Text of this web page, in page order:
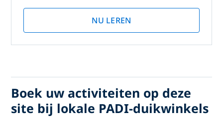
NU LEREN
Boek uw activiteiten op deze
site bij lokale PADI-duikwinkels